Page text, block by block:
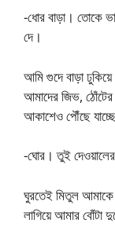
-ধোর বাড়া। তোকে
দে।
আমি গুদে বাড়া
আমাদের জিভ,
আকাশেও পৌঁছে
-ঘোর। তুই দেওয়ালের
ঘুরতেই মিতুল
লাগিয়ে আমার বোঁটা